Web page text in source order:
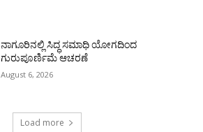
ನಾಗೂರಿನಲ್ಲಿ ಸಿದ್ಧ ಸಮಾಧಿ ಯೋಗದಿಂದ
ಗುರುಪೂರ್ಣಿಮೆ ಆಚರಣೆ
August 6, 2026
Load more